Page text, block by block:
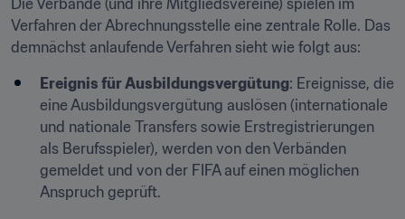
Die Verbände (und ihre Mitgliedsvereine) spielen im
Verfahren der Abrechnungsstelle eine zentrale Rolle. Das
demnächst anlaufende Verfahren sieht wie folgt aus:
Ereignis für Ausbildungsvergütung: Ereignisse, die
eine Ausbildungsvergütung auslösen (internationale
und nationale Transfers sowie Erstregistrierungen
als Berufsspieler), werden von den Verbänden
gemeldet und von der FIFA auf einen möglichen
Anspruch geprüft.